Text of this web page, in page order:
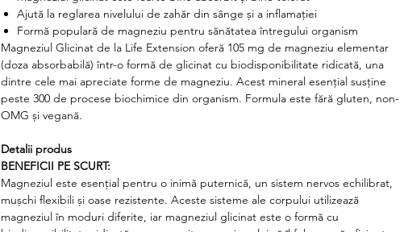
Ajută la reglarea nivelului de zahăr din sânge și a inflamației
Formă populară de magneziu pentru sănătatea întregului organism
Magneziul Glicinat de la Life Extension oferă 105 mg de magneziu elementar
(doza absorbabilă) într-o formă de glicinat cu biodisponibilitate ridicată, una
dintre cele mai apreciate forme de magneziu. Acest mineral esențial susține
peste 300 de procese biochimice din organism. Formula este fără gluten, non-
OMG și vegană.
Detalii produs
BENEFICII PE SCURT:
Magneziul este esențial pentru o inimă puternică, un sistem nervos echilibrat,
mușchi flexibili și oase rezistente. Aceste sisteme ale corpului utilizează
magneziul în moduri diferite, iar magneziul glicinat este o formă cu